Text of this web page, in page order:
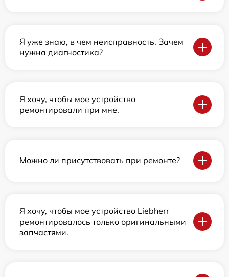
Я уже знаю, в чем неисправность. Зачем
нужна диагностика?
Я хочу, чтобы мое устройство
ремонтировали при мне.
Можно ли присутствовать при ремонте?
Я хочу, чтобы мое устройство Liebherr
ремонтировалось только оригинальными
запчастями.